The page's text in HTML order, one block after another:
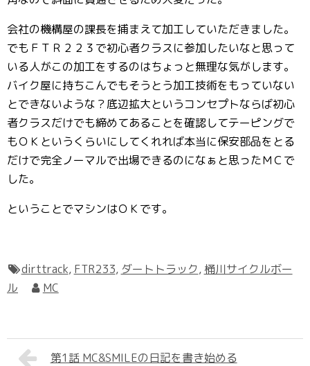
会社の機構屋の課長を捕まえて加工していただきました。
でもＦＴＲ２２３で初心者クラスに参加したいなと思って
いる人がこの加工をするのはちょっと無理な気がします。
バイク屋に持ちこんでもそうとう加工技術をもっていない
とできないような？底辺拡大というコンセプトならば初心
者クラスだけでも締めてあることを確認してテーピングで
もＯＫというくらいにしてくれれば本当に保安部品をとる
だけで完全ノーマルで出場できるのになぁと思ったＭＣで
した。
ということでマシンはＯＫです。
dirttrack, FTR233, ダートトラック, 桶川サイクルボー
ル
MC
第1話 MC&SMILEの日記を書き始める